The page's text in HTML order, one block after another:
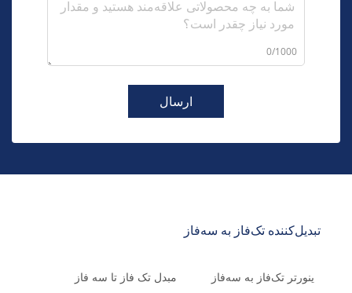
0/1000
ارسال
تبدیل‌کننده تک‌فاز به سه‌فاز
ینورتر تک‌فاز به سه‌فاز مبدل تک فاز تا سه فاز